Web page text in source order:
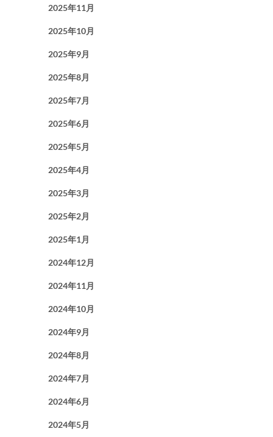
2025年11月
2025年10月
2025年9月
2025年8月
2025年7月
2025年6月
2025年5月
2025年4月
2025年3月
2025年2月
2025年1月
2024年12月
2024年11月
2024年10月
2024年9月
2024年8月
2024年7月
2024年6月
2024年5月